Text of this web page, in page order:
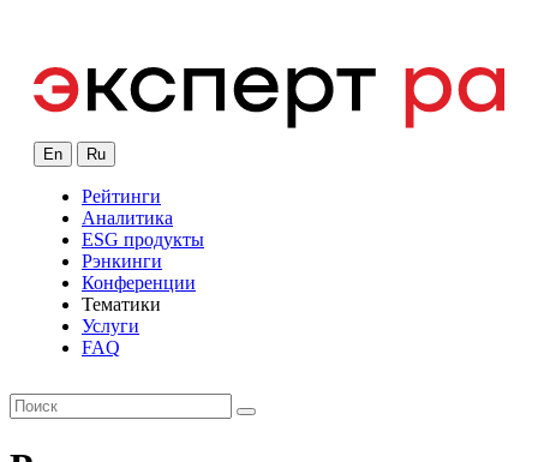
En Ru
Рейтинги
Аналитика
ESG продукты
Рэнкинги
Конференции
Тематики
Услуги
FAQ